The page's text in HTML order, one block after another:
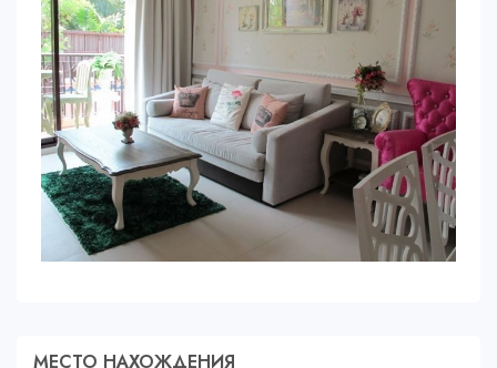
МЕСТО НАХОЖДЕНИЯ